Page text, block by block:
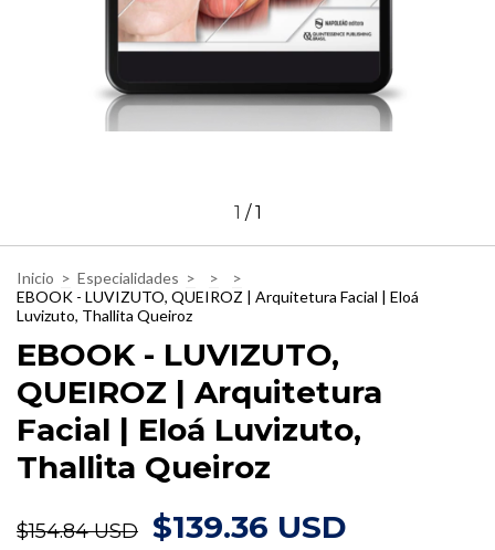
1 /1
Inicio > Especialidades > >
>
EBOOK - LUVIZUTO, QUEIROZ | Arquitetura Facial | Eloá
Luvizuto, Thallita Queiroz
EBOOK - LUVIZUTO,
QUEIROZ | Arquitetura
Facial | Eloá Luvizuto,
Thallita Queiroz
$154.84 USD $139.36 USD